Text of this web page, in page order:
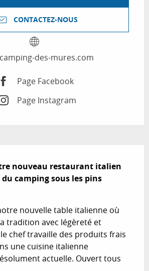
CONTACTEZ-NOUS
des-mures.com
Page Facebook
Page Instagram
nouveau restaurant italien
camping sous les pins
nouvelle table italienne où
tradition avec légèreté et
chef travaille des produits frais
une cuisine italienne
actuelle. Ouvert tous